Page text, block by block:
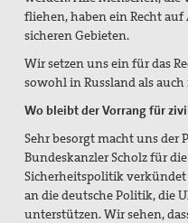
fliehen, haben ein Recht
sicheren Gebieten.
Wir setzen uns ein für das
sowohl in Russland als
Wo bleibt der Vorrang für
Sehr besorgt macht uns der
Bundeskanzler Scholz für
Sicherheitspolitik verkündet
an die deutsche Politik, die
unterstützen. Wir sehen,